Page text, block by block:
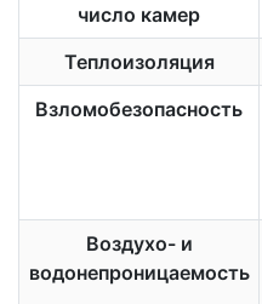
число камер
Теплоизоляция
Взломобезопасность
Воздухо- и
водонепроницаемость